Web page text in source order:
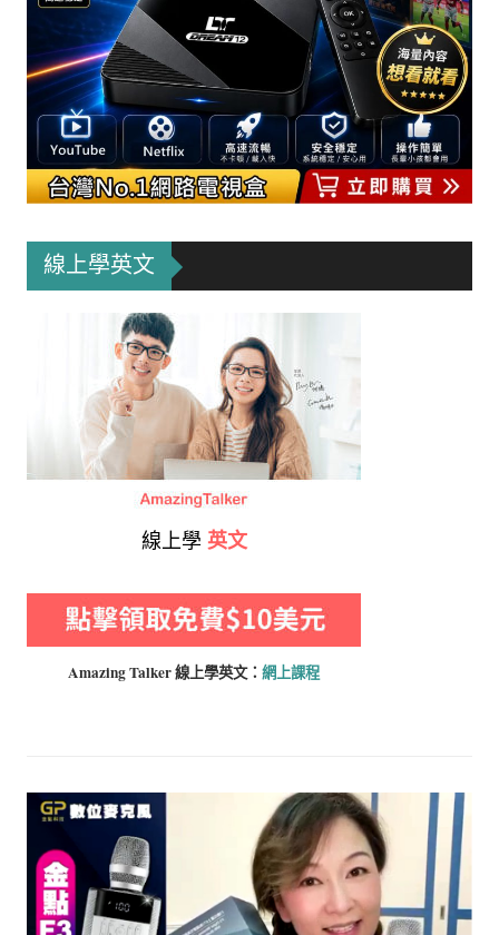
線上學英文
線上學 英文
Amazing Talker 線上學英文： 網上課程